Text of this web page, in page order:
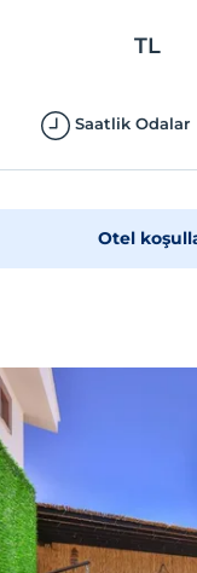
TL
Saatlik Odalar
Otel